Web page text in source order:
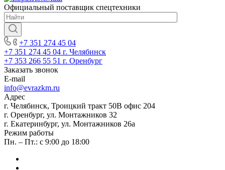
Официальный поставщик спецтехники
+7 351 274 45 04
+7 351 274 45 04 г. Челябинск
+7 353 266 55 51 г. Оренбург
Заказать звонок
E-mail
info@evrazkm.ru
Адрес
г. Челябинск, Троицкий тракт 50В офис 204
г. Оренбург, ул. Монтажников 32
г. Екатеринбург, ул. Монтажников 26а
Режим работы
Пн. – Пт.: с 9:00 до 18:00